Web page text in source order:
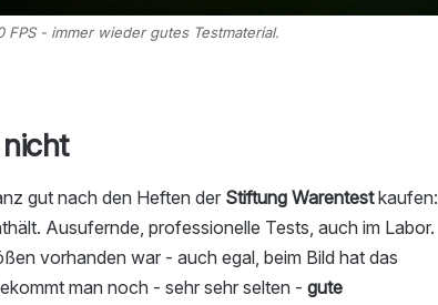
FPS - immer wieder gutes Testmaterial.
gut nach den Heften der Stiftung Warentestkaufen:
Ausufernde, professionelle Tests, auch im Labor.
vorhanden war - auch egal, beim Bild hat das
man noch - sehr sehr selten - gute